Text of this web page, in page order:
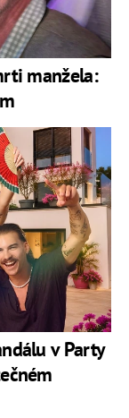
manžela:
v Party